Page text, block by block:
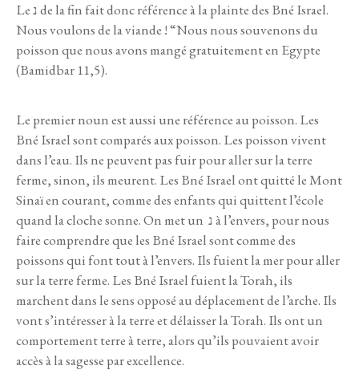
Le נ de la fin fait donc référence à la plainte des Bné Israel.
Nous voulons de la viande ! “Nous nous souvenons du
poisson que nous avons mangé gratuitement en Egypte
(Bamidbar 11,5).
Le premier noun est aussi une référence au poisson. Les
Bné Israel sont comparés aux poisson. Les poisson vivent
dans l’eau. Ils ne peuvent pas fuir pour aller sur la terre
ferme, sinon, ils meurent. Les Bné Israel ont quitté le Mont
Sinaï en courant, comme des enfants qui quittent l’école
quand la cloche sonne. On met un נ à l’envers, pour nous
faire comprendre que les Bné Israel sont comme des
poissons qui font tout à l’envers. Ils fuient la mer pour aller
sur la terre ferme. Les Bné Israel fuient la Torah, ils
marchent dans le sens opposé au déplacement de l’arche. Ils
vont s’intéresser à la terre et délaisser la Torah. Ils ont un
comportement terre à terre, alors qu’ils pouvaient avoir
accès à la sagesse par excellence.